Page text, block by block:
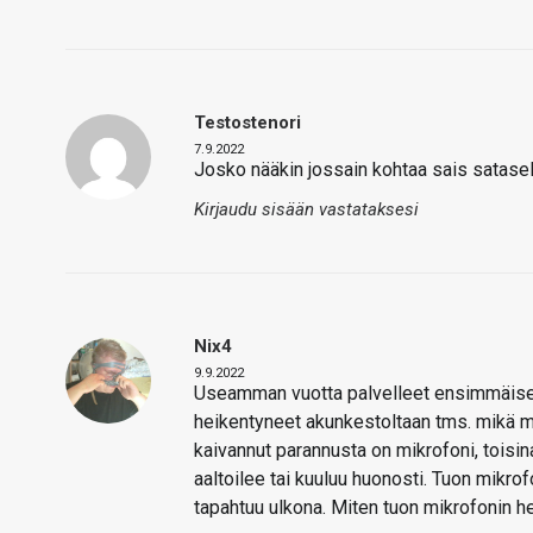
Testostenori
7.9.2022
Josko nääkin jossain kohtaa sais
Kirjaudu sisään vastataksesi
Nix4
9.9.2022
Useamman vuotta palvelleet
heikentyneet akunkestoltaan tms. mikä
kaivannut parannusta on mikrofoni,
aaltoilee tai kuuluu huonosti. Tuon
tapahtuu ulkona. Miten tuon mikrofonin